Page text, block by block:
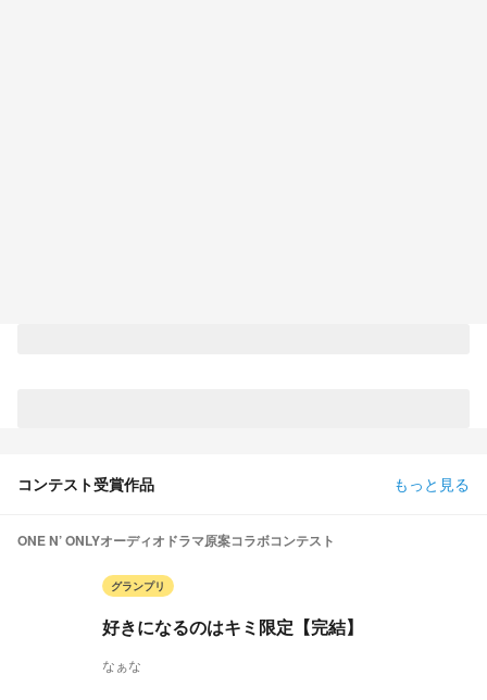
コンテスト受賞作品 もっと見る
ONE N’ ONLYオーディオドラマ原案コラボコンテスト
グランプリ
好きになるのはキミ限定【完結】
なぁな